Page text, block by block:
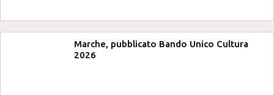
Marche, pubblicato Bando Unico Cultura
2026